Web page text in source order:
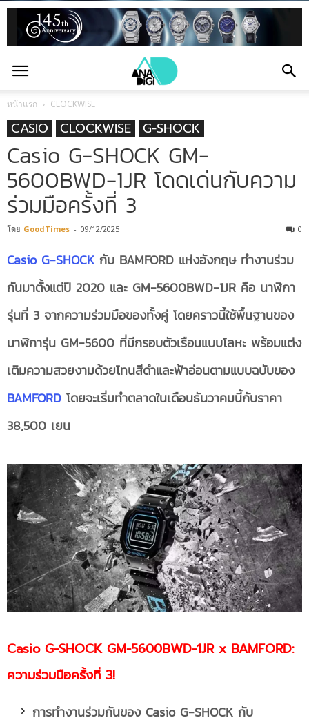
หน้าแรก CLOCKWISE
CASIO CLOCKWISE G-SHOCK
Casio G-SHOCK GM-
5600BWD-1JR โดดเด่นกับความ
ร่วมมือครั้งที่ 3
โดย GoodTimes - 09/12/2025 0
Casio G-SHOCK กับ BAMFORD แห่งอังกฤษ ทำงานร่วม
กันมาตั้งแต่ปี 2020 และ GM-5600BWD-1JR คือ นาฬิกา
รุ่นที่ 3 จากความร่วมมือของทั้งคู่ โดยคราวนี้ใช้พื้นฐานของ
นาฬิการุ่น GM-5600 ที่มีกรอบตัวเรือนแบบโลหะ พร้อมแต่ง
เติมความสวยงามด้วยโทนสีดำและฟ้าอ่อนตามแบบฉบับของ
BAMFORD โดยจะเริ่มทำตลาดในเดือนธันวาคมนี้กับราคา
38,500 เยน
Casio G-SHOCK GM-5600BWD-1JR x BAMFORD:
ความร่วมมือครั้งที่ 3!
การทำงานร่วมกันของ Casio G-SHOCK กับ